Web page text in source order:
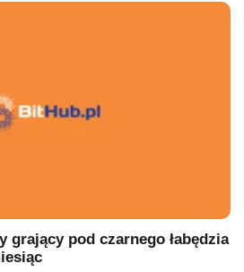
grający pod czarnego łabędzia